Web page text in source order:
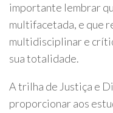
importante lembrar
multifacetada, e que
multidisciplinar e
sua totalidade.
A trilha de Justiça e
proporcionar aos